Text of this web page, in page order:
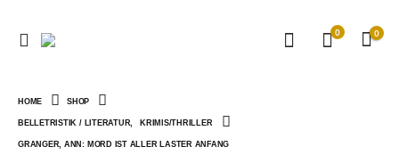
0 0
HOME SHOP
BELLETRISTIK / LITERATUR, KRIMIS/THRILLER
GRANGER, ANN: MORD IST ALLER LASTER ANFANG